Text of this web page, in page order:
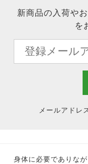
新商品の入荷や
を
メールアドレ
身体に必要でありなが